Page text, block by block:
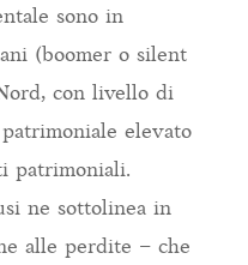
sono in
(boomer o silent
con livello di
elevato
patrimoniali.
ne sottolinea in
alle perdite – che